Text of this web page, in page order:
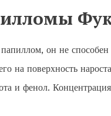
он не
на поверхность
и фенол.